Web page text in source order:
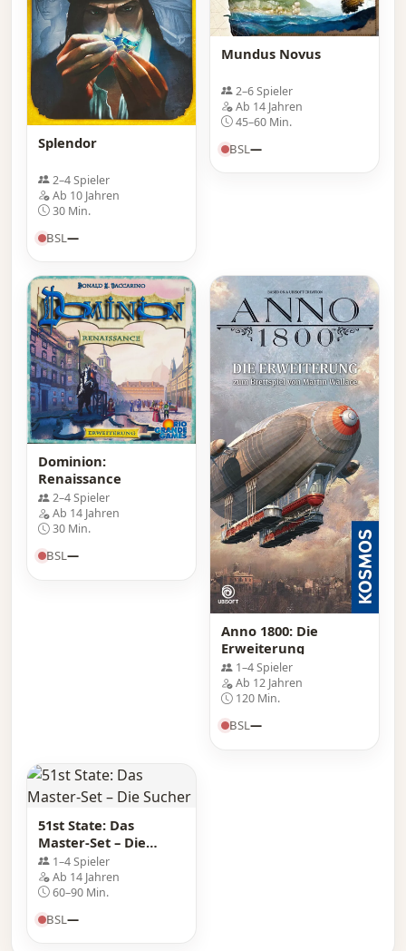
Splendor
2–4 Spieler
Ab 10 Jahren
30 Min.
BSL—
Mundus Novus
2–6 Spieler
Ab 14 Jahren
45–60 Min.
BSL —
Dominion:
Renaissance
2–4 Spieler
Ab 14 Jahren
30 Min.
BSL—
Anno 1800: Die
Erweiterung
1–4 Spieler
Ab 12 Jahren
120 Min.
BSL—
51st State: Das
Master-Set – Die
Sucher
1–4 Spieler
Ab 14 Jahren
60–90 Min.
BSL—